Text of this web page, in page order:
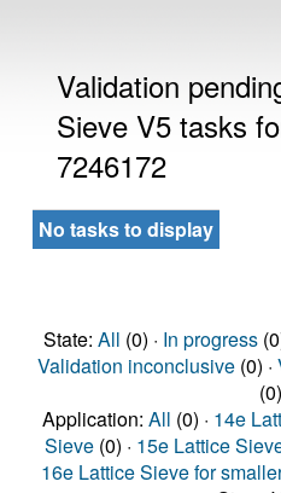
Validation
Sieve V5 tasks
7246172
No tasks to display
State: All (0) · In progress
Validation inconclusive(0) ·
(0)
Application: All (0) · 14e
Sieve (0) · 15e Lattice
16e Lattice Sieve for